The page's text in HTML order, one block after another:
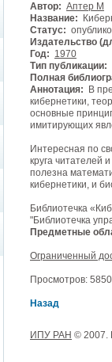
Автор: Аптер М
Название:
Статус:
Издательство
Год: 1970
Тип публикации:
Полная
Аннотация: В
кибернетики,
основные
имитирующих
Интересная по
круга читателей
полезна
кибернетики, и
Библиотечка
"Библиотечка
Предметные
Ограниченный
Просмотров:
Назад
ИПУ РАН © 2007.